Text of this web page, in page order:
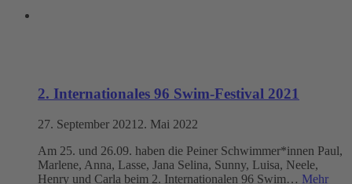
2. Internationales 96 Swim-Festival 2021
27. September 2021 2. Mai 2022
Am 25. und 26.09. haben die Peiner Schwimmer*innen Paul,
Marlene, Anna, Lasse, Jana Selina, Sunny, Luisa, Neele,
Henry und Carla beim 2. Internationalen 96 Swim… Mehr